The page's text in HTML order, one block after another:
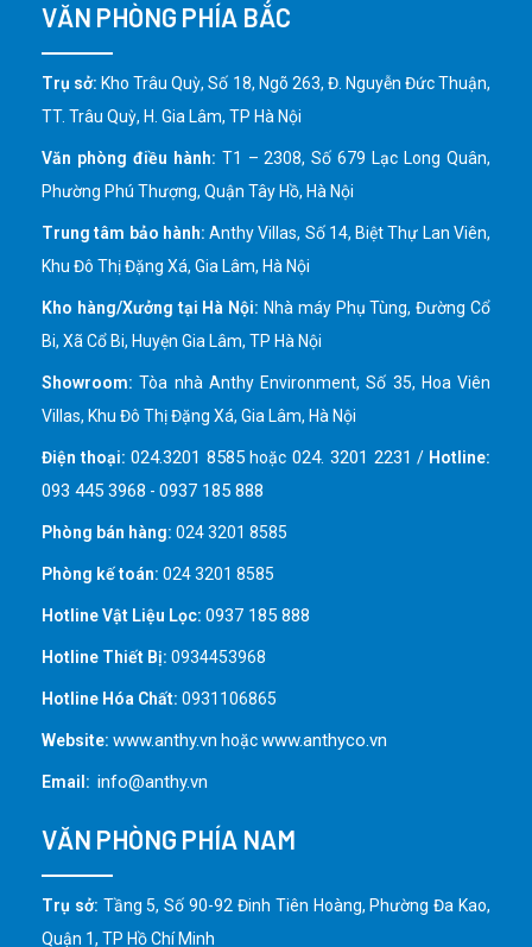
VĂN PHÒNG PHÍA BẮC
Trụ sở: Kho Trâu Quỳ, Số 18, Ngõ 263, Đ. Nguyễn Đức Thuận,
TT. Trâu Quỳ, H. Gia Lâm, TP Hà Nội
Văn phòng điều hành: T1 – 2308, Số 679 Lạc Long Quân,
Phường Phú Thượng, Quận Tây Hồ, Hà Nội
Trung tâm bảo hành: Anthy Villas, Số 14, Biệt Thự Lan Viên,
Khu Đô Thị Đặng Xá, Gia Lâm, Hà Nội
Kho hàng/Xưởng tại Hà Nội: Nhà máy Phụ Tùng, Đường Cổ
Bi, Xã Cổ Bi, Huyện Gia Lâm, TP Hà Nội
Showroom: Tòa nhà Anthy Environment, Số 35, Hoa Viên
Villas, Khu Đô Thị Đặng Xá, Gia Lâm, Hà Nội
Điện thoại: 024.3201 8585 hoặc 024. 3201 2231 / Hotline:
093 445 3968 - 0937 185 888
Phòng bán hàng: 024 3201 8585
Phòng kế toán: 024 3201 8585
Hotline Vật Liệu Lọc: 0937 185 888
Hotline Thiết Bị: 0934453968
Hotline Hóa Chất: 0931106865
Website: www.anthy.vn hoặcwww.anthyco.vn
Email: info@anthy.vn
VĂN PHÒNG PHÍA NAM
Trụ sở: Tầng 5, Số 90-92 Đinh Tiên Hoàng, Phường Đa Kao,
Quận 1, TP Hồ Chí Minh